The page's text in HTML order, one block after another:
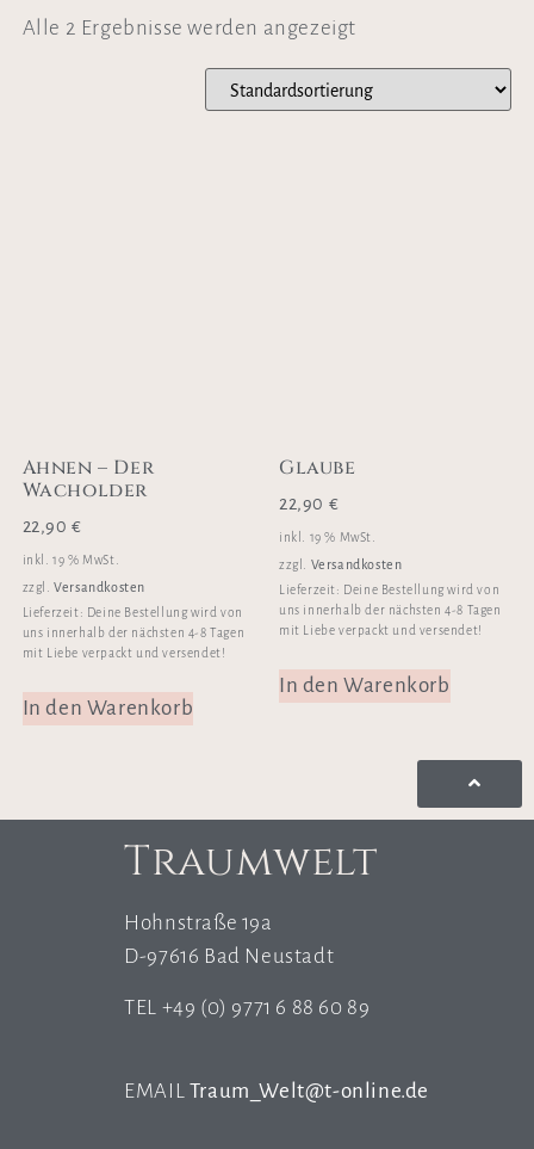
Alle 2 Ergebnisse werden angezeigt
Ahnen – Der
Wacholder
22,90€
inkl. 19 % MwSt.
zzgl.Versandkosten
Lieferzeit: Deine Bestellung wird von
uns innerhalb der nächsten 4-8 Tagen
mit Liebe verpackt und versendet!
In den Warenkorb
Glaube
22,90 €
inkl. 19 % MwSt.
zzgl. Versandkosten
Lieferzeit: Deine Bestellung wird von
uns innerhalb der nächsten 4-8 Tagen
mit Liebe verpackt und versendet!
In den Warenkorb
Traumwelt
Hohnstraße 19a
D-97616 Bad Neustadt
TEL +49 (0) 9771 6 88 60 89
EMAIL Traum_Welt@t-online.de